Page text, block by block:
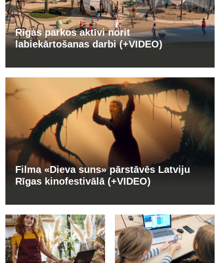
Rīgas parkos aktīvi norit
labiekārtošanas darbi (+VIDEO)
Filma «Dieva suns» pārstāvēs Latviju
Rīgas kinofestivālā (+VIDEO)